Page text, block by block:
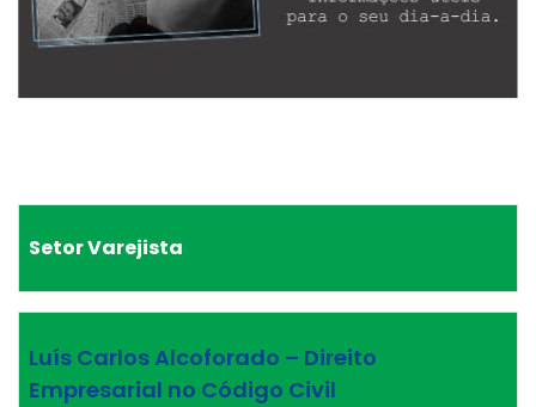
Setor Varejista
Luís Carlos Alcoforado – Direito
Empresarial no Código Civil